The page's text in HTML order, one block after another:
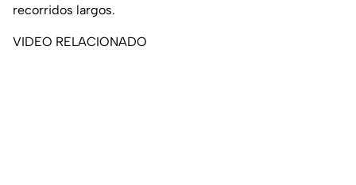
recorridos largos.
VIDEO RELACIONADO